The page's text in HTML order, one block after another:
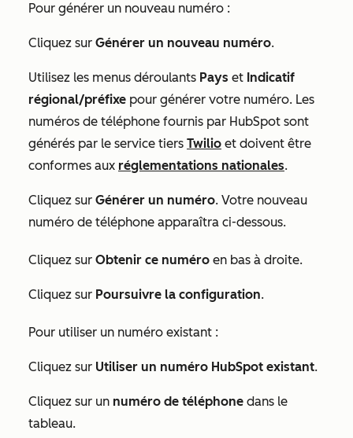
Pour générer un nouveau numéro :
Cliquez sur Générer un nouveau numéro.
Utilisez les menus déroulants Pays et Indicatif
régional/préfixe pour générer votre numéro. Les
numéros de téléphone fournis par HubSpot sont
générés par le service tiers Twilio et doivent être
conformes aux réglementations nationales.
Cliquez sur Générer un numéro. Votre nouveau
numéro de téléphone apparaîtra ci-dessous.
Cliquez sur Obtenir ce numéro en bas à droite.
Cliquez sur Poursuivre la configuration.
Pour utiliser un numéro existant :
Cliquez sur Utiliser un numéro HubSpot existant.
Cliquez sur un numéro de téléphone dans le
tableau.